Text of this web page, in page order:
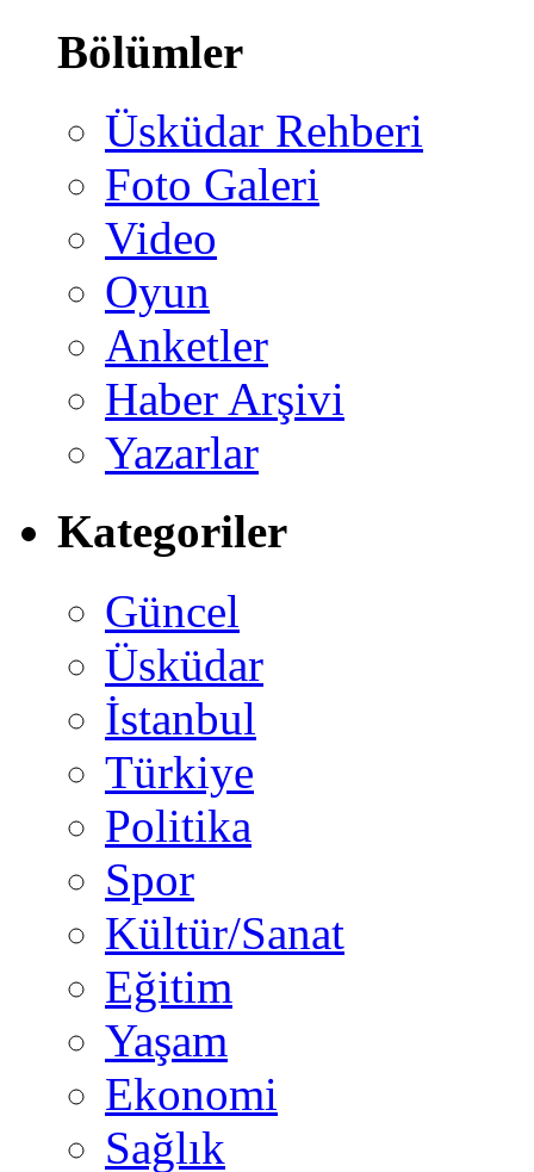
Bölümler
Üsküdar Rehberi
Foto Galeri
Video
Oyun
Anketler
Haber Arşivi
Yazarlar
Kategoriler
Güncel
Üsküdar
İstanbul
Türkiye
Politika
Spor
Kültür/Sanat
Eğitim
Yaşam
Ekonomi
Sağlık